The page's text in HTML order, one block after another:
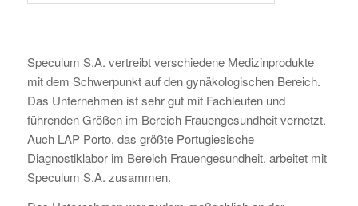
Speculum S.A. vertreibt verschiedene Medizinprodukte
mit dem Schwerpunkt auf den gynäkologischen Bereich.
Das Unternehmen ist sehr gut mit Fachleuten und
führenden Größen im Bereich Frauengesundheit vernetzt.
Auch LAP Porto, das größte Portugiesische
Diagnostiklabor im Bereich Frauengesundheit, arbeitet mit
Speculum S.A. zusammen.